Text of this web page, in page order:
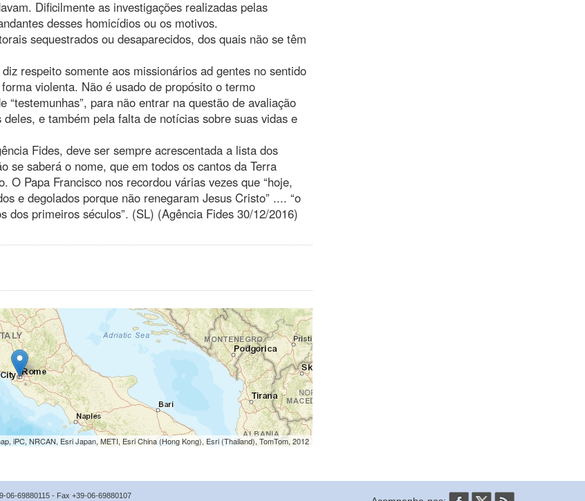
Dificilmente as investigações realizadas pelas
desses homicídios ou os motivos.
sequestrados ou desaparecidos, dos quais não se têm
respeito somente aos missionários ad gentes no sentido
violenta. Não é usado de propósito o termo
para não entrar na questão de avaliação
e também pela falta de notícias sobre suas vidas e
Fides, deve ser sempre acrescentada a lista dos
se saberá o nome, que em todos os cantos da Terra
Papa Francisco nos recordou várias vezes que “hoje,
e degolados porque não renegaram Jesus Cristo” .... “o
primeiros séculos”. (SL) (Agência Fides 30/12/2016)
iPC, NRCAN, Esri Japan, METI, Esri China (Hong Kong), Esri (Thailand), TomTom, 2012
06-69880115 - Fax +39-06-69880107